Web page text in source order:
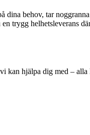
dina behov, tar
trygg helhetsleverans
kan hjälpa dig med – alla